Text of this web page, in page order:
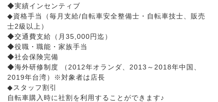
◆実績インセンティブ
◆資格手当（毎月支給/自転車安全整備士・自転車技士、販売
士2級以上）
◆交通費支給（月35,000円迄）
◆役職・職能・家族手当
◆社会保険完備
◆海外研修制度 （2012年オランダ、2013～2018年中国、
2019年台湾）※対象者は店長
◆スタッフ割引
自転車購入時に社割を利用することができます♪